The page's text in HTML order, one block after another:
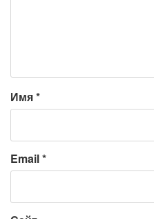
Имя*
Email*